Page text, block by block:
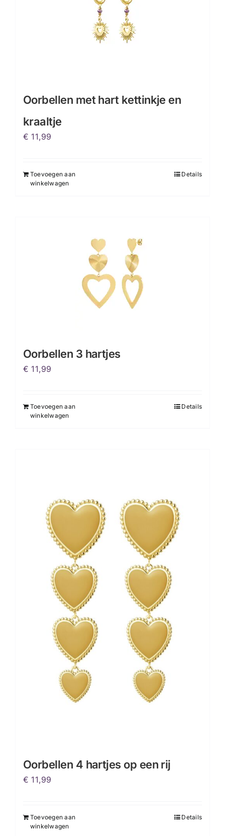
Oorbellen met hart kettinkje en
kraaltje
€ 11,99
Toevoegen aan
winkelwagen
Details
Oorbellen 3 hartjes
€ 11,99
Toevoegen aan
winkelwagen
Details
Oorbellen 4 hartjes op een rij
€ 11,99
Toevoegen aan
winkelwagen
Details